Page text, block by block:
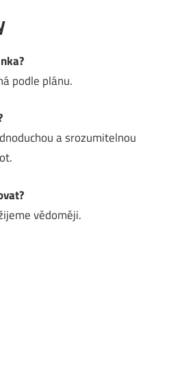
podle plánu.
a srozumitelnou
vědoměji.